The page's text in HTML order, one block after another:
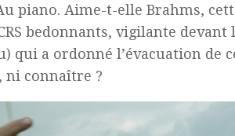
piano. Aime-t-elle Brahms,
bedonnants, vigilante devant
qui a ordonné l’évacuation de
, ni connaître ?